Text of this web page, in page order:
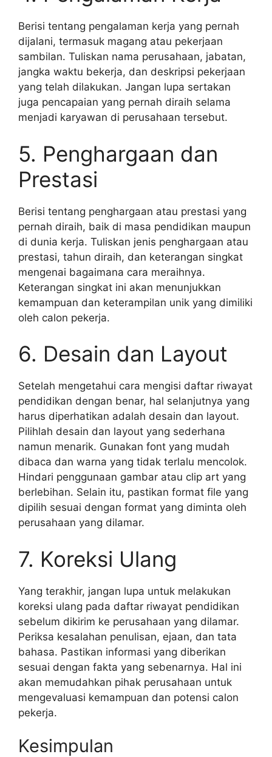
Berisi tentang pengalaman kerja yang pernah
dijalani, termasuk magang atau pekerjaan
sambilan. Tuliskan nama perusahaan, jabatan,
jangka waktu bekerja, dan deskripsi pekerjaan
yang telah dilakukan. Jangan lupa sertakan
juga pencapaian yang pernah diraih selama
menjadi karyawan di perusahaan tersebut.
5. Penghargaan dan
Prestasi
Berisi tentang penghargaan atau prestasi yang
pernah diraih, baik di masa pendidikan maupun
di dunia kerja. Tuliskan jenis penghargaan atau
prestasi, tahun diraih, dan keterangan singkat
mengenai bagaimana cara meraihnya.
Keterangan singkat ini akan menunjukkan
kemampuan dan keterampilan unik yang dimiliki
oleh calon pekerja.
6. Desain dan Layout
Setelah mengetahui cara mengisi daftar riwayat
pendidikan dengan benar, hal selanjutnya yang
harus diperhatikan adalah desain dan layout.
Pilihlah desain dan layout yang sederhana
namun menarik. Gunakan font yang mudah
dibaca dan warna yang tidak terlalu mencolok.
Hindari penggunaan gambar atau clip art yang
berlebihan. Selain itu, pastikan format file yang
dipilih sesuai dengan format yang diminta oleh
perusahaan yang dilamar.
7. Koreksi Ulang
Yang terakhir, jangan lupa untuk melakukan
koreksi ulang pada daftar riwayat pendidikan
sebelum dikirim ke perusahaan yang dilamar.
Periksa kesalahan penulisan, ejaan, dan tata
bahasa. Pastikan informasi yang diberikan
sesuai dengan fakta yang sebenarnya. Hal ini
akan memudahkan pihak perusahaan untuk
mengevaluasi kemampuan dan potensi calon
pekerja.
Kesimpulan